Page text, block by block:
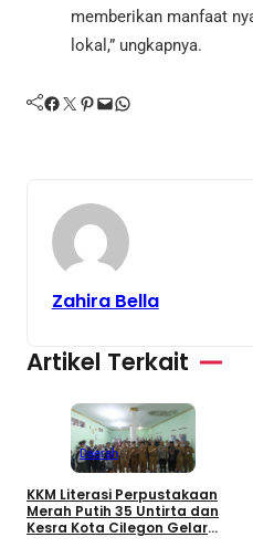
memberikan manfaat
lokal,” ungkapnya.
Facebook Twitter Pinterest Mail WhatsApp
Zahira Bella
Artikel Terkait
Daerah
KKM Literasi Perpustakaan
Merah Putih 35 Untirta dan
Kesra Kota Cilegon Gelar